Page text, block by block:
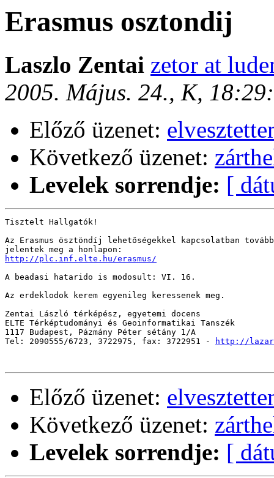
Erasmus osztondij
Laszlo Zentai zetor at
2005. Május. 24., K,
Előző üzenet:
Következő üzenet:
Levelek sorrendje: [
Tisztelt Hallgatók!
Az Erasmus ösztöndíj lehetőségekkel kapcsolatban
http://plc.inf.elte.hu/erasmus/
A beadasi hatarido is modosult: VI. 16.
Az erdeklodok kerem egyenileg keressenek meg.
Zentai László térképész, egyetemi docens
ELTE Térképtudományi és Geoinformatikai Tanszék
1117 Budapest, Pázmány Péter sétány 1/A
Tel: 2090555/6723, 3722975, fax: 3722951 -
http://
Előző üzenet:
Következő üzenet:
Levelek sorrendje: [